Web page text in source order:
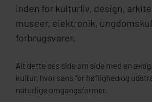
inden for kulturliv, design,
museer, elektronik,
forbrugsvarer.
Alt dette ses side om side med en
kultur, hvor sans for høflighed og
naturlige omgangsformer.